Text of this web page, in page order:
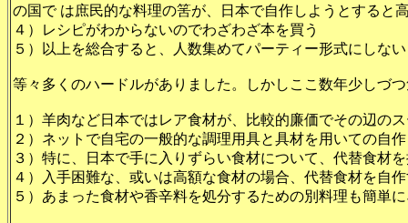
の国で は庶民的な料理の筈が、日本で自作しようとすると
４）レシピがわからないのでわざわざ本を買う
５）以上を総合すると、人数集めてパーティー形式にしな
等々多くのハードルがありました。しかしここ数年少しづ
１）羊肉など日本ではレア食材が、比較的廉価でその辺の
２）ネットで自宅の一般的な調理用具と具材を用いての自
３）特に、日本で手に入りずらい食材について、代替食材
４）入手困難な、或いは高額な食材の場合、代替食材を自
５）あまった食材や香辛料を処分するための別料理も簡単